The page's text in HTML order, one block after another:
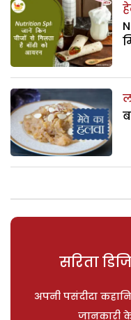
सरिता
अपनी पसंदीदा
जानकारी